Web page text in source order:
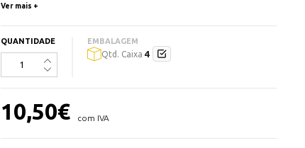
Ver mais +
QUANTIDADE EMBALAGEM
Qtd. Caixa 4
10,50€ com IVA